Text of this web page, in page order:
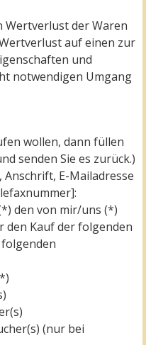
Wertverlust der Waren
auf einen zur
und
notwendigen Umgang
wollen, dann füllen
senden Sie es zurück.)
Anschrift, E-Mailadresse
den von mir/uns (*)
den Kauf der folgenden
(nur bei